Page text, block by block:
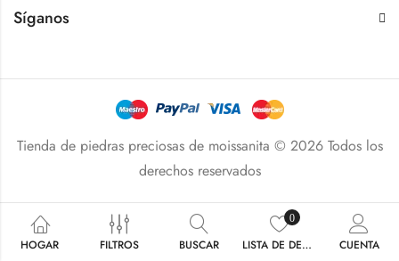
Síganos
Tienda de piedras preciosas de moissanita © 2026 Todos los
derechos reservados
HOGAR FILTROS BUSCAR
0
LISTA DE DESEOS CUENTA